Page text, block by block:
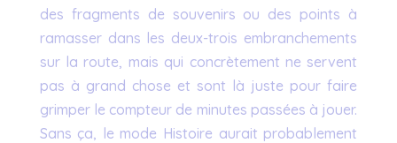
des fragments de souvenirs ou des points à
ramasser dans les deux-trois embranchements
sur la route, mais qui concrètement ne servent
pas à grand chose et sont là juste pour faire
grimper le compteur de minutes passées à jouer.
Sans ça, le mode Histoire aurait probablement